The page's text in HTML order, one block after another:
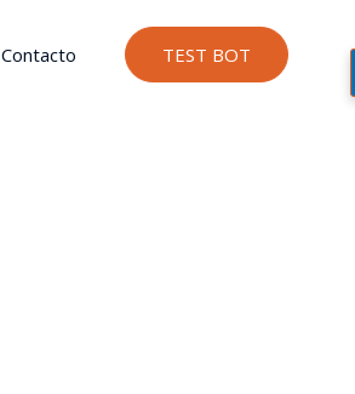
Contacto TEST BOT